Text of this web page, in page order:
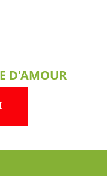
D'AMOUR